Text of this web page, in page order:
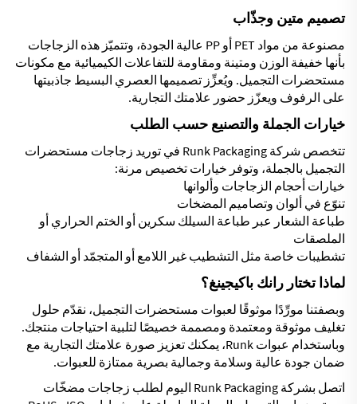
تصميم متين وجذّاب
مصنوعة من مواد PET أو PP عالية الجودة، وتتميّز هذه الزجاجات
بأنها خفيفة الوزن ومتينة ومقاومة للتفاعلات الكيميائية مع مكونات
مستحضرات التجميل. ويُعزِّز تصميمها العصري البسيط جاذبيتها
على الرفوف ويعزّز حضور علامتك التجارية.
خيارات الجملة والتصنيع حسب الطلب
تتخصص شركة Runk Packaging في توريد زجاجات مستحضرات
التجميل بالجملة، وتوفر خيارات تخصيص مرنة:
خيارات أحجام الزجاجات وألوانها
تنوّع في ألوان وتصاميم المضخات
طباعة الشعار عبر طباعة السيلك سكرين أو الختم الحراري أو
الملصقات
تشطيبات خاصة مثل التشطيب غير اللامع أو المتجمّد أو الشفاف
لماذا تختار رانك باكيجينغ؟
وبصفتنا مورِّدًا موثوقًا لعبوات مستحضرات التجميل، نقدّم حلول
تغليف موثوقة ومعتمدة ومصممة خصيصًا لتلبية احتياجات منتجك.
وباستخدام عبوات Runk، يمكنك تعزيز صورة علامتك التجارية مع
ضمان جودة عالية وسلامة وجمالية بصرية ممتازة للعبوات.
اتصل بشركة Runk Packaging اليوم لطلب زجاجات مضخّات